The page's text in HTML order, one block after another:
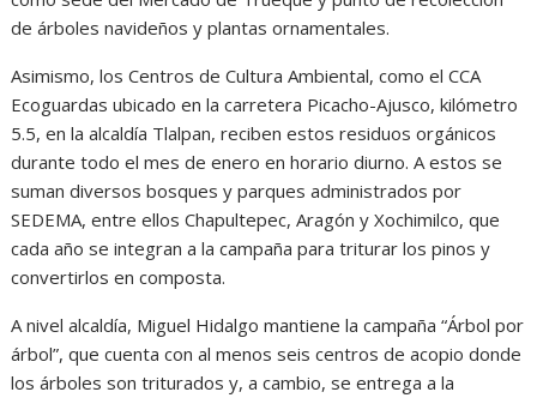
de árboles navideños y plantas ornamentales.
Asimismo, los Centros de Cultura Ambiental, como el CCA
Ecoguardas ubicado en la carretera Picacho-Ajusco, kilómetro
5.5, en la alcaldía Tlalpan, reciben estos residuos orgánicos
durante todo el mes de enero en horario diurno. A estos se
suman diversos bosques y parques administrados por
SEDEMA, entre ellos Chapultepec, Aragón y Xochimilco, que
cada año se integran a la campaña para triturar los pinos y
convertirlos en composta.
A nivel alcaldía, Miguel Hidalgo mantiene la campaña “Árbol por
árbol”, que cuenta con al menos seis centros de acopio donde
los árboles son triturados y, a cambio, se entrega a la